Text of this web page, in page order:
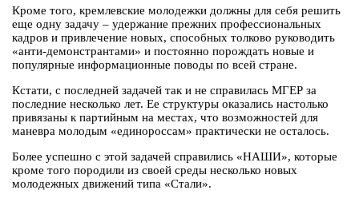
Кроме того, кремлевские молодежки должны для себя решить
еще одну задачу – удержание прежних профессиональных
кадров и привлечение новых, способных толково руководить
«анти-демонстрантами» и постоянно порождать новые и
популярные информационные поводы по всей стране.
Кстати, с последней задачей так и не справилась МГЕР за
последние несколько лет. Ее структуры оказались настолько
привязаны к партийным на местах, что возможностей для
маневра молодым «единороссам» практически не осталось.
Более успешно с этой задачей справились «НАШИ», которые
кроме того породили из своей среды несколько новых
молодежных движений типа «Стали».